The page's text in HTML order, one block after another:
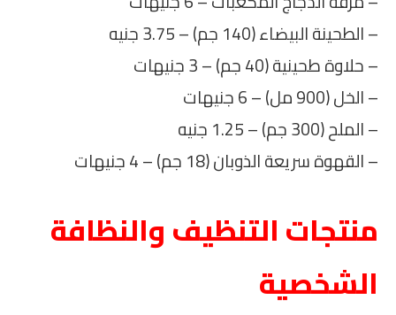
– الطحينة البيضاء (140 جم) – 3.75 جنيه
– حلاوة طحينية (40 جم) – 3 جنيهات
– الخل (900 مل) – 6 جنيهات
– الملح (300 جم) – 1.25 جنيه
– القهوة سريعة الذوبان (18 جم) – 4 جنيهات
منتجات التنظيف والنظافة
الشخصية